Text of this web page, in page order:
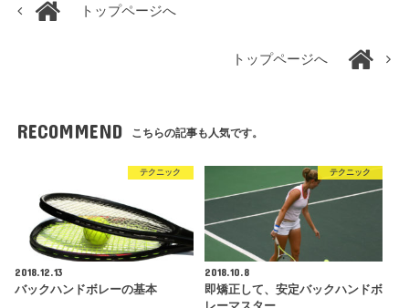
トップページへ
トップページへ
RECOMMEND こちらの記事も人気です。
テクニック
2018.12.13
バックハンドボレーの基本
テクニック
2018.10.8
即矯正して、安定バックハンドボ